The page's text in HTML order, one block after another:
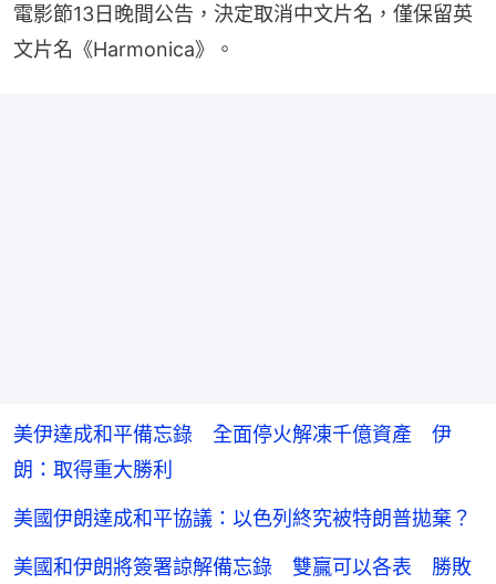
電影節13日晚間公告，決定取消中文片名，僅保留英
文片名《Harmonica》。
美伊達成和平備忘錄 全面停火解凍千億資產 伊
朗：取得重大勝利
美國伊朗達成和平協議：以色列終究被特朗普拋棄？
美國和伊朗將簽署諒解備忘錄 雙贏可以各表 勝敗